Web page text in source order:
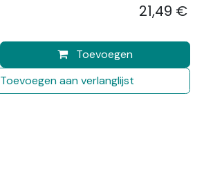
Toevoegen
Toevoegen aan verlanglijst
21,49 €